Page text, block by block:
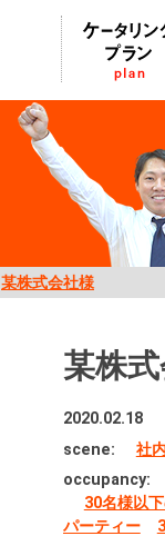
某株式会社様
某株
2020.02.18
scene:
社
occupancy:
30名様以
パーティー